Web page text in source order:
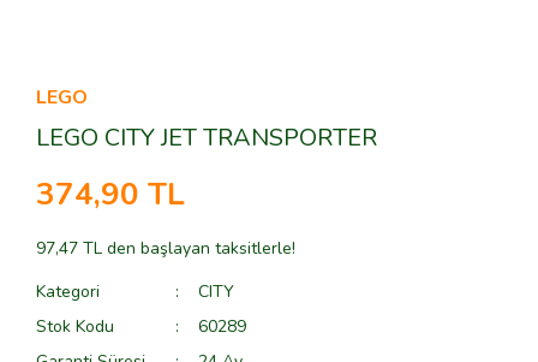
LEGO
LEGO CITY JET TRANSPORTER
374,90 TL
97,47 TL den başlayan taksitlerle!
Kategori
CITY
Stok Kodu
60289